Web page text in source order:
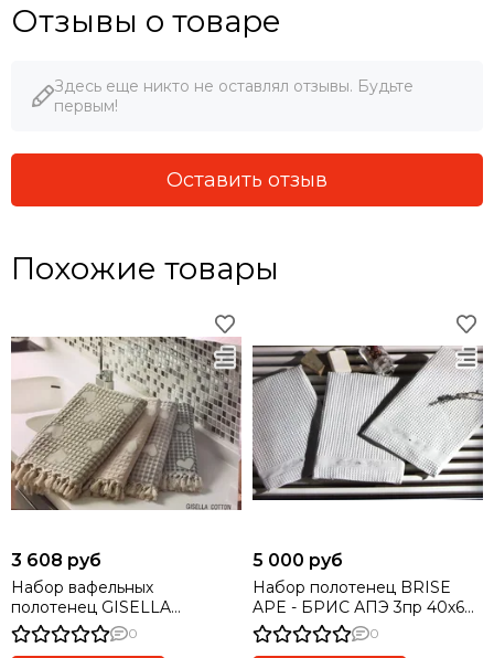
Отзывы о товаре
Здесь еще никто не оставлял отзывы. Будьте
первым!
Оставить отзыв
Похожие товары
3 608 руб
Набор вафельных
полотенец GISELLA
КИСЕЛЛА 3пр 40х60 50х100
0
5 000 руб
Набор полотенец BRISE
APE - БРИС АПЭ 3пр 40х60
60х110 и 110х160 Maison Dor
(Турция)
0